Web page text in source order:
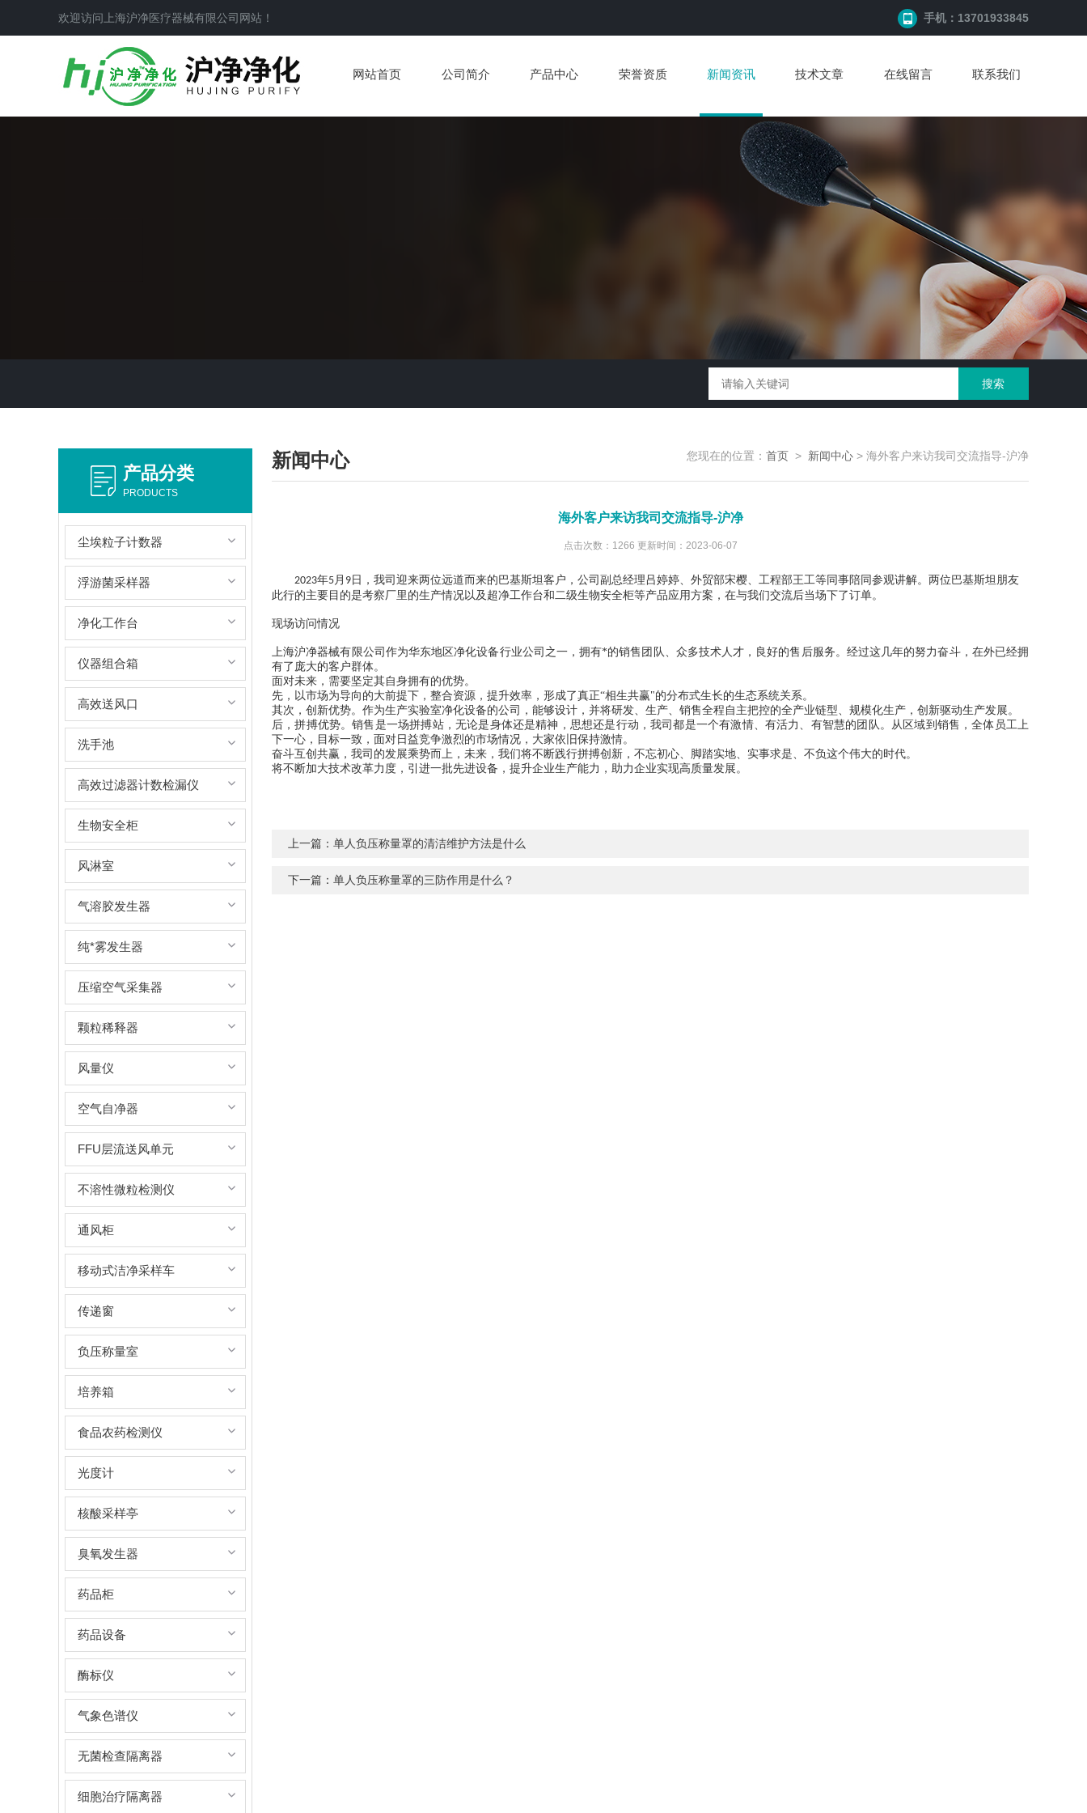
欢迎访问上海沪净医疗器械有限公司网站！ 手机：13701933845
网站首页 公司简介 产品中心 荣誉资质 新闻资讯 技术文章 在线留言 联系我们
新闻中心 您现在的位置： 首页 > 新闻中心 > 海外客户来访我司交流指导-沪净
海外客户来访我司交流指导-沪净
点击次数：1266 更新时间：2023-06-07
2023年5月 9 日，我司 迎来两位远道而来的 巴基斯坦客户，公司副总经理 吕婷婷、外贸部宋樱、工程部王工等同事陪同参观讲解。两位 巴基斯坦 朋友
此行的主要目的是考察厂里的生产情况以及超净工作台和二级生物安全柜等产品应用方案 ，在与我们交流后当场下了订单。
现场访问情况
上海沪净器械有限公司作为华东地区净化设备行业公司之一，拥有*的销售团队、众多技术人才，良好的售后服务。经过这几年的努力奋斗，在外已经拥
有了庞大的客户群体。
面对未来，需要坚定其自身拥有的优势。
先，以市场为导向的大前提下，整合资源，提升效率，形成了真正“相生共赢"的分布式生长的生态系统关系。
其次，创新优势。作为生产实验室净化设备的公司，能够设计，并将研发、生产、销售全程自主把控的全产业链型、规模化生产，创新驱动生产发展。
后，拼搏优势。销售是一场拼搏站，无论是身体还是精神，思想还是行动，我司都是一个有激情、有活力、有智慧的团队。从区域到销售，全体员工上
下一心，目标一致，面对日益竞争激烈的市场情况，大家依旧保持激情。
奋斗互创共赢， 我司 的发展乘势而上，未来，我们将不断践行拼搏创新，不忘初心、脚踏实地、实事求是、不负这个伟大的时代。
将不断加大技术改革力度，引进一批先进设备，提升企业生产能力，助力企业实现高质量发展。
上一篇： 单人负压称量罩的清洁维护方法是什么
下一篇： 单人负压称量罩的三防作用是什么？
产品分类
PRODUCTS
尘埃粒子计数器
浮游菌采样器
净化工作台
仪器组合箱
高效送风口
洗手池
高效过滤器计数检漏仪
生物安全柜
风淋室
气溶胶发生器
纯*雾发生器
压缩空气采集器
颗粒稀释器
风量仪
空气自净器
FFU层流送风单元
不溶性微粒检测仪
通风柜
移动式洁净采样车
传递窗
负压称量室
培养箱
食品农药检测仪
光度计
核酸采样亭
臭氧发生器
药品柜
药品设备
酶标仪
气象色谱仪
无菌检查隔离器
细胞治疗隔离器